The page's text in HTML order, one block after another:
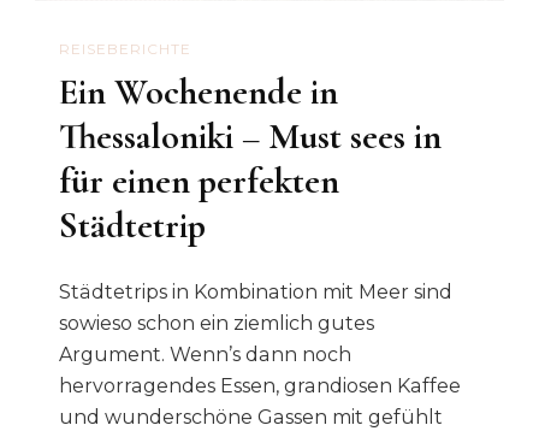
REISEBERICHTE
Ein Wochenende in
Thessaloniki – Must sees in
für einen perfekten
Städtetrip
Städtetrips in Kombination mit Meer sind
sowieso schon ein ziemlich gutes
Argument. Wenn’s dann noch
hervorragendes Essen, grandiosen Kaffee
und wunderschöne Gassen mit gefühlt